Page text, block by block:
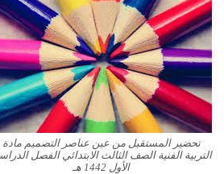
تحضير المستقبل من عين عناصر التصميم مادة
التربية الفنية الصف الثالث الابتدائي الفصل
الأول 1442 هـ